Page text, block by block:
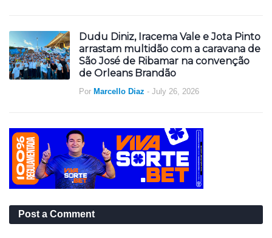
Dudu Diniz, Iracema Vale e Jota Pinto
arrastam multidão com a caravana de
São José de Ribamar na convenção
de Orleans Brandão
Por Marcello Diaz - July 26, 2026
Post a Comment